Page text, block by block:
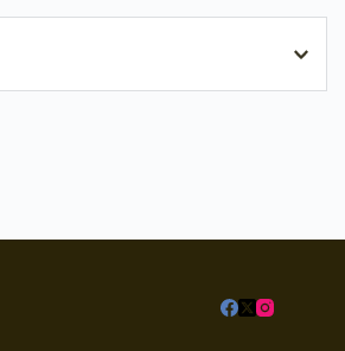
din burete cu fata de BBC, saltele